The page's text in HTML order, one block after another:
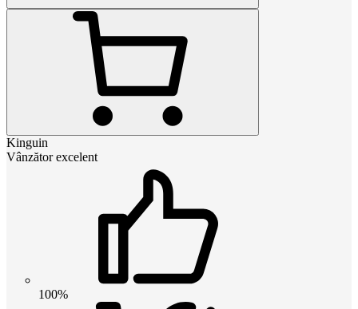
Kinguin
Vânzător excelent
100%